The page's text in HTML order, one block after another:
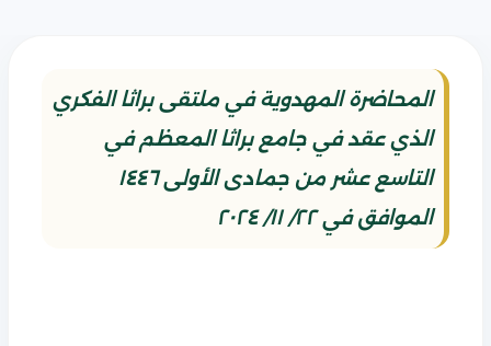
المحاضرة المهدوية في ملتقى براثا الفكري
الذي عقد في جامع براثا المعظم في
التاسع عشر من جمادى الأولى ١٤٤٦
الموافق في ٢٢/ ١١/ ٢٠٢٤